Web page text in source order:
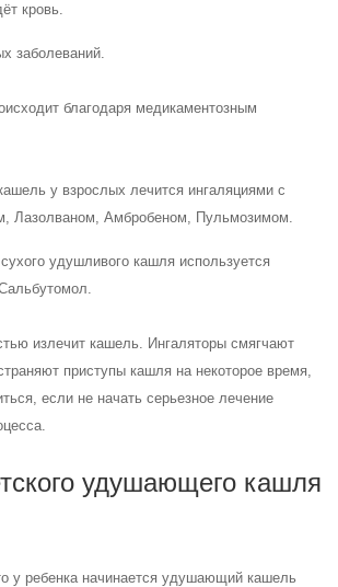
кровь.
заболеваний.
благодаря медикаментозным
у взрослых лечится ингаляциями с
Лазолваном, Амбробеном, Пульмозимом.
удушливого кашля используется
излечит кашель. Ингаляторы смягчают
приступы кашля на некоторое время,
если не начать серьезное лечение
удушающего кашля
у ребенка начинается удушающий кашель